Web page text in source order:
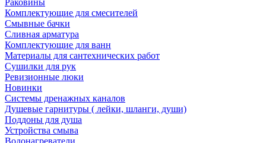
Раковины
Комплектующие для смесителей
Смывные бачки
Сливная арматура
Комплектующие для ванн
Материалы для сантехнических работ
Сушилки для рук
Ревизионные люки
Новинки
Системы дренажных каналов
Душевые гарнитуры ( лейки, шланги, души)
Поддоны для душа
Устройства смыва
Водонагреватели